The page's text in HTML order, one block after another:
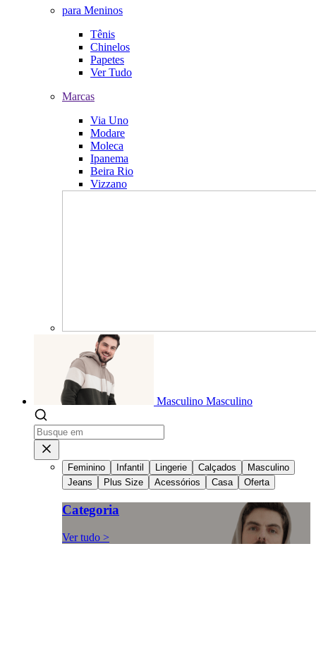
para Meninos
Tênis
Chinelos
Papetes
Ver Tudo
Marcas
Via Uno
Modare
Moleca
Ipanema
Beira Rio
Vizzano
Masculino Masculino
Feminino Infantil Lingerie Calçados
Masculino
Jeans
Plus Size Acessórios Casa Oferta
Categoria
Ver tudo >